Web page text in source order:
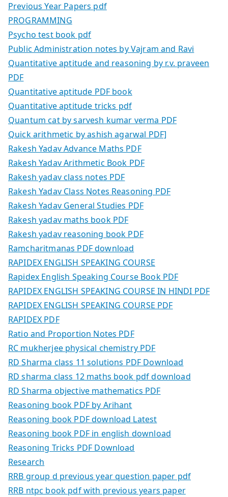
Previous Year Papers pdf
PROGRAMMING
Psycho test book pdf
Public Administration notes by Vajram and Ravi
Quantitative aptitude and reasoning by r.v. praveen
PDF
Quantitative aptitude PDF book
Quantitative aptitude tricks pdf
Quantum cat by sarvesh kumar verma PDF
Quick arithmetic by ashish agarwal PDF]
Rakesh Yadav Advance Maths PDF
Rakesh Yadav Arithmetic Book PDF
Rakesh yadav class notes PDF
Rakesh Yadav Class Notes Reasoning PDF
Rakesh Yadav General Studies PDF
Rakesh yadav maths book PDF
Rakesh yadav reasoning book PDF
Ramcharitmanas PDF download
RAPIDEX ENGLISH SPEAKING COURSE
Rapidex English Speaking Course Book PDF
RAPIDEX ENGLISH SPEAKING COURSE IN HINDI PDF
RAPIDEX ENGLISH SPEAKING COURSE PDF
RAPIDEX PDF
Ratio and Proportion Notes PDF
RC mukherjee physical chemistry PDF
RD Sharma class 11 solutions PDF Download
RD sharma class 12 maths book pdf download
RD Sharma objective mathematics PDF
Reasoning book PDF by Arihant
Reasoning book PDF download Latest
Reasoning book PDF in english download
Reasoning Tricks PDF Download
Research
RRB group d previous year question paper pdf
RRB ntpc book pdf with previous years paper